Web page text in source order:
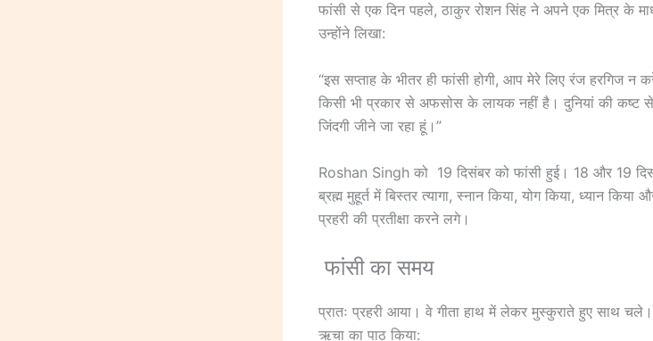
फांसी से एक दिन पहले, ठाकुर रोशन सिंह ने अपने एक मित्र के
उन्होंने लिखा:
“इस सप्ताह के भीतर ही फांसी होगी, आप मेरे लिए रंज हरगिज न
किसी भी प्रकार से अफसोस के लायक नहीं है। दुनियां की कष्ट
जिंदगी जीने जा रहा हूं।”
Roshan Singh को 19 दिसंबर को फांसी हुई। 18 और 19
ब्रह्म मुहूर्त में बिस्तर त्यागा, स्नान किया, योग किया, ध्यान किया
प्रहरी की प्रतीक्षा करने लगे।
फांसी का समय
प्रातः प्रहरी आया। वे गीता हाथ में लेकर मुस्कुराते हुए साथ
ऋचा का पाठ किया: